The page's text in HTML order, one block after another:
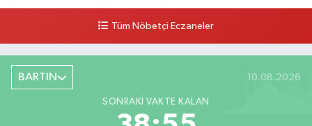
Tüm Nöbetçi Eczaneler
BARTIN 10.08.2026
SONRAKI VAKTE KALAN